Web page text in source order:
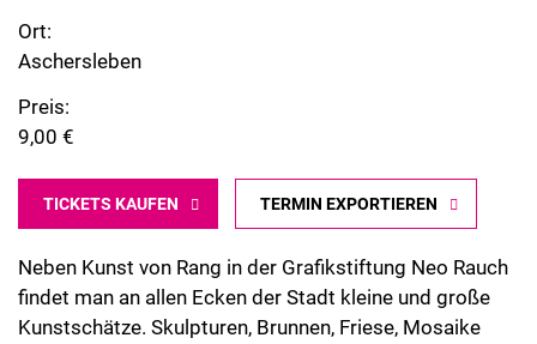
Ort:
Aschersleben
Preis:
9,00 €
TICKETS KAUFEN TERMIN EXPORTIEREN
Neben Kunst von Rang in der Grafikstiftung Neo Rauch
findet man an allen Ecken der Stadt kleine und große
Kunstschätze. Skulpturen, Brunnen, Friese, Mosaike